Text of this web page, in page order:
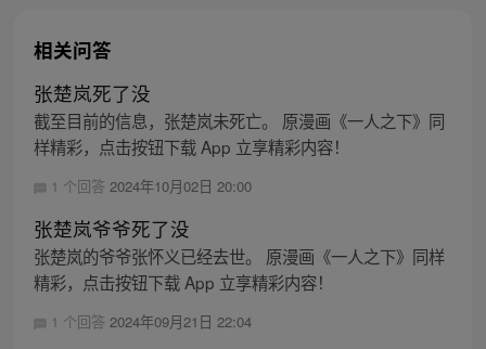
相关问答
张楚岚死了没
截至目前的信息，张楚岚未死亡。 原漫画《一人之下》同
样精彩，点击按钮下载 App 立享精彩内容！
1 个回答 2024年10月02日 20:00
张楚岚爷爷死了没
张楚岚的爷爷张怀义已经去世。 原漫画《一人之下》同样
精彩，点击按钮下载 App 立享精彩内容！
1 个回答 2024年09月21日 22:04